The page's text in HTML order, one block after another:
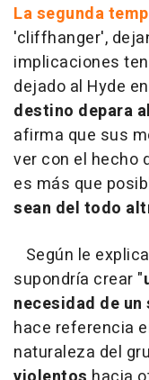
La segunda
'cliffhanger',
implicaciones
dejado al Hyde
destino depara
afirma que sus
ver con el hecho
es más que
sean del todo
Según le
supondría crear "
necesidad de un
hace referencia
naturaleza del